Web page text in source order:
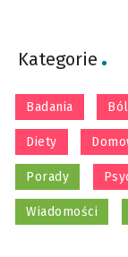
Kategorie
Badania Ból
Diety
Porady
Wiadomości